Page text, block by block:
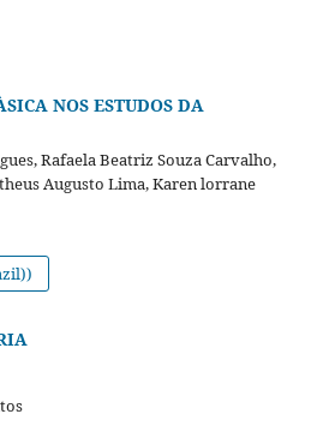
NOS ESTUDOS DA
Rafaela Beatriz Souza Carvalho,
Augusto Lima, Karen lorrane